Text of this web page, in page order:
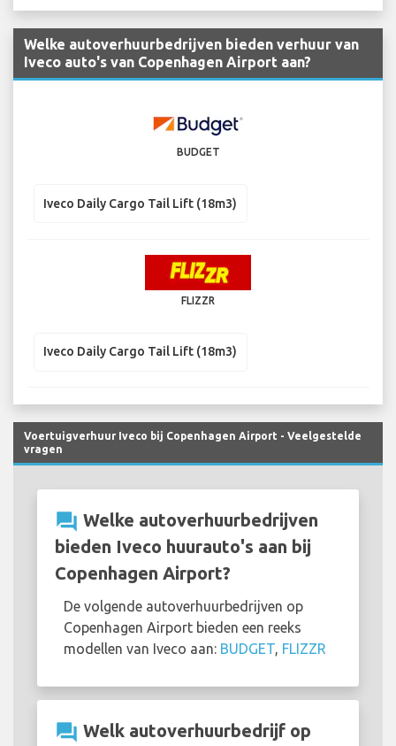
Welke autoverhuurbedrijven bieden verhuur van
Iveco auto's van Copenhagen Airport aan?
BUDGET
Iveco Daily Cargo Tail Lift (18m3)
FLIZZR
Iveco Daily Cargo Tail Lift (18m3)
Voertuigverhuur Iveco bij Copenhagen Airport - Veelgestelde
vragen
question_answer Welke autoverhuurbedrijven
bieden Iveco huurauto's aan bij
Copenhagen Airport?
De volgende autoverhuurbedrijven op
Copenhagen Airport bieden een reeks
modellen van Iveco aan: BUDGET, FLIZZR
question_answer Welk autoverhuurbedrijf op